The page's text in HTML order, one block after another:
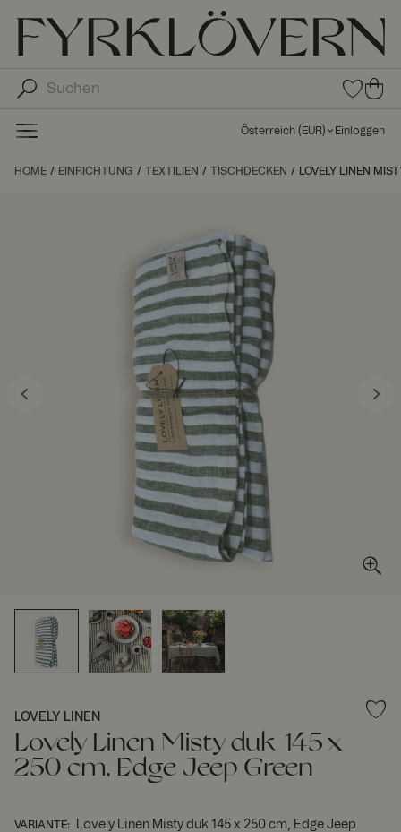
0
Arti
in
orit
0
Art
ike
de
Österreich ( EUR) Einloggen
HOME EINRICHTUNG TEXTILIEN TISCHDECKEN LOVELY LINEN
LOVELY LINEN
Lovely Linen Misty duk 145 x
250 cm, Edge Jeep Green
VARIANTE:
Lovely Linen Misty duk 145 x 250 cm, Edge Jeep